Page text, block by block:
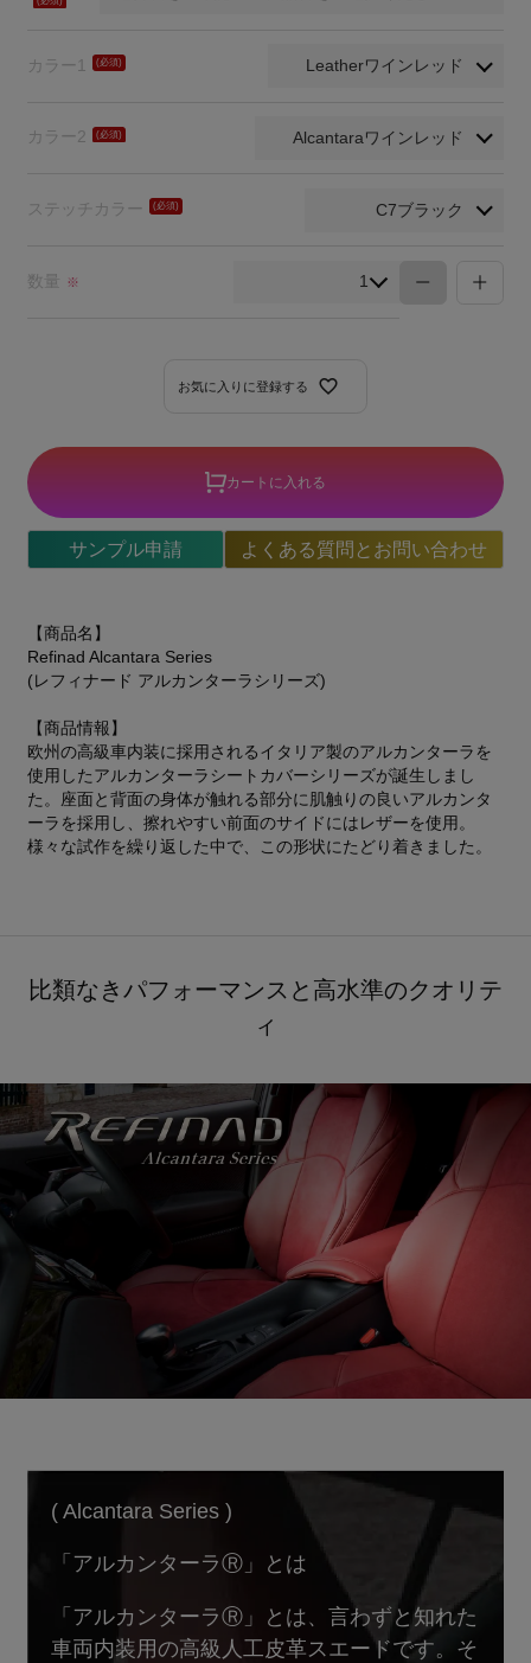
カラー1
カラー2
ステッチカラー
お気に入りに登録する
数量 ※
カートに入れる
サンプル申請 よくある質問とお問い合わせ
【商品名】
Refinad Alcantara Series
(レフィナード アルカンターラシリーズ)
【商品情報】
欧州の高級車内装に採用されるイタリア製のアルカンターラを
使用したアルカンターラシートカバーシリーズが誕生しまし
た。座面と背面の身体が触れる部分に肌触りの良いアルカンタ
ーラを採用し、擦れやすい前面のサイドにはレザーを使用。
様々な試作を繰り返した中で、この形状にたどり着きました。
比類なきパフォーマンスと高水準のクオリテ
ィ
( Alcantara Series )
「アルカンターラⓇ」とは
「アルカンターラⓇ」とは、言わずと知れた
車両内装用の高級人工皮革スエードです。そ